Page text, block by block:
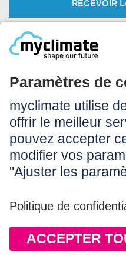
RECEVOIR
Impressum
Conditions d’utilisation
CGV
Protection des